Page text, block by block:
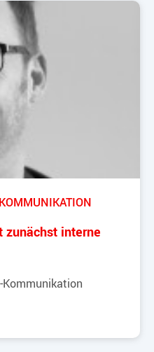
KOMMUNIKATION
interne